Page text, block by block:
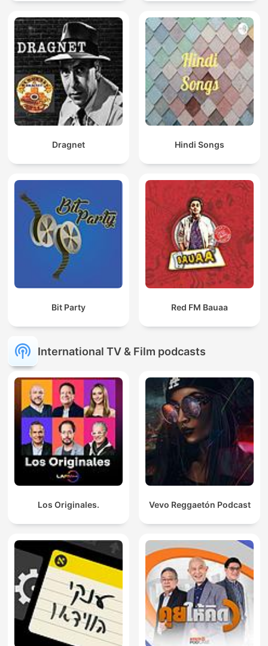
Dragnet Hindi Songs
Bit Party Red FM Bauaa
International TV & Film podcasts
Los Originales. Vevo Reggaetón Podcast